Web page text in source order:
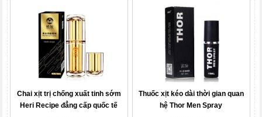
Chai xịt trị chống xuất tinh sớm
Heri Recipe đẳng cấp quốc tế
Thuốc xịt kéo dài thời gian quan
hệ Thor Men Spray